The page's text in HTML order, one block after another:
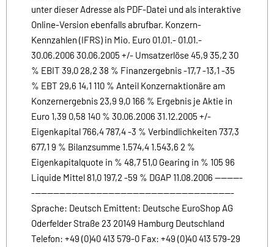
unter dieser Adresse als PDF-Datei und als interaktive
Online-Version ebenfalls abrufbar. Konzern-
Kennzahlen (IFRS) in Mio. Euro 01.01.- 01.01.-
30.06.2006 30.06.2005 +/- Umsatzerlöse 45,9 35,2 30
% EBIT 39,0 28,2 38 % Finanzergebnis -17,7 -13,1 -35
% EBT 29,6 14,1 110 % Anteil Konzernaktionäre am
Konzernergebnis 23,9 9,0 166 % Ergebnis je Aktie in
Euro 1,39 0,58 140 % 30.06.2006 31.12.2005 +/-
Eigenkapital 766,4 787,4 -3 % Verbindlichkeiten 737,3
677,1 9 % Bilanzsumme 1.574,4 1.543,6 2 %
Eigenkapitalquote in % 48,7 51,0 Gearing in % 105 96
Liquide Mittel 81,0 197,2 -59 % DGAP 11.08.2006 ---------
------------------------------------------------------------------
Sprache: Deutsch Emittent: Deutsche EuroShop AG
Oderfelder Straße 23 20149 Hamburg Deutschland
Telefon: +49 (0)40 413 579-0 Fax: +49 (0)40 413 579-29